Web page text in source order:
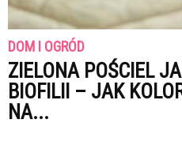
DOM I OGRÓD
ZIELONA POŚCIEL
BIOFILII – JAK
NA...